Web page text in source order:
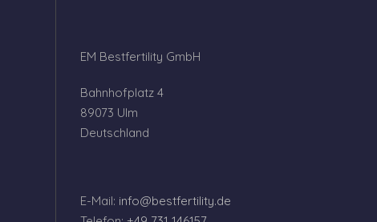
EM Bestfertility GmbH
Bahnhofplatz 4
89073 Ulm
Deutschland
E-Mail: info@bestfertility.de